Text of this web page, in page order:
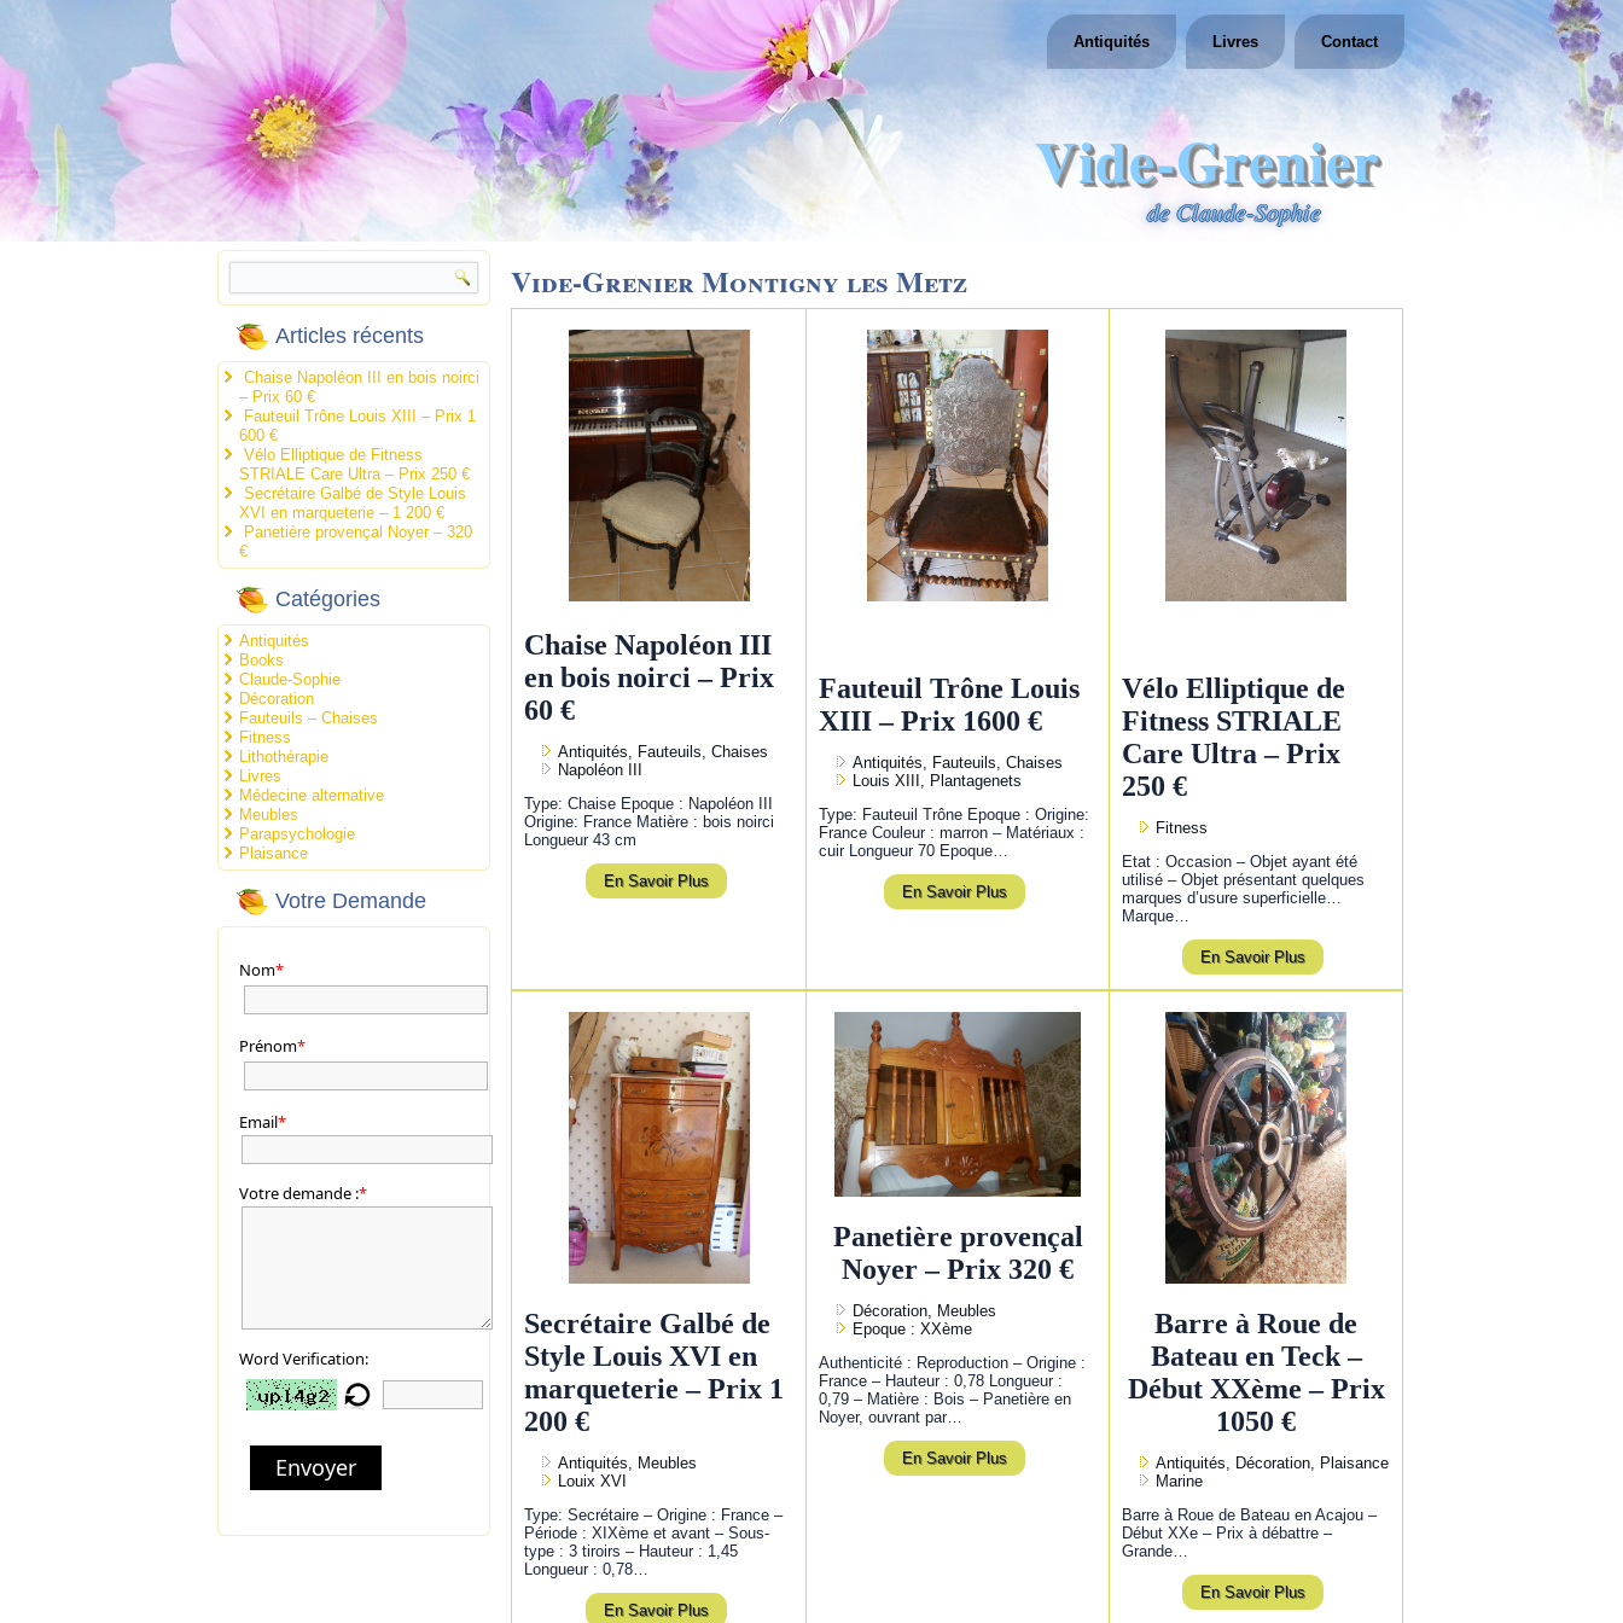
Vide-Grenier
de Claude-Sophie
Antiquités Livres Contact
Articles récents
Chaise Napoléon III en bois noirci
– Prix 60 €
Fauteuil Trône Louis XIII – Prix 1
600 €
Vélo Elliptique de Fitness
STRIALE Care Ultra – Prix 250 €
Secrétaire Galbé de Style Louis
XVI en marqueterie – 1 200 €
Panetière provençal Noyer – 320
€
Catégories
Antiquités
Books
Claude-Sophie
Décoration
Fauteuils – Chaises
Fitness
Lithothérapie
Livres
Médecine alternative
Meubles
Parapsychologie
Plaisance
Votre Demande
Nom*
Prénom*
Email*
Votre demande :*
Word Verification:
Envoyer
Vide-Grenier Montigny les Metz
Chaise Napoléon III
en bois noirci – Prix
60 €
Antiquités, Fauteuils, Chaises
Napoléon III
Type: Chaise Epoque : Napoléon III
Origine: France Matière : bois noirci
Longueur 43 cm
En Savoir Plus
Fauteuil Trône Louis
XIII – Prix 1600 €
Antiquités, Fauteuils, Chaises
Louis XIII, Plantagenets
Type: Fauteuil Trône Epoque : Origine:
France Couleur : marron – Matériaux :
cuir Longueur 70 Epoque…
En Savoir Plus
Vélo Elliptique de
Fitness STRIALE
Care Ultra – Prix
250 €
Fitness
Etat : Occasion – Objet ayant été
utilisé – Objet présentant quelques
marques d’usure superficielle…
Marque…
En Savoir Plus
Secrétaire Galbé de
Style Louis XVI en
marqueterie – Prix 1
200 €
Antiquités, Meubles
Louix XVI
Type: Secrétaire – Origine : France –
Période : XIXème et avant – Sous-
type : 3 tiroirs – Hauteur : 1,45
Longueur : 0,78…
En Savoir Plus
Panetière provençal
Noyer – Prix 320 €
Décoration, Meubles
Epoque : XXème
Authenticité : Reproduction – Origine :
France – Hauteur : 0,78 Longueur :
0,79 – Matière : Bois – Panetière en
Noyer, ouvrant par…
En Savoir Plus
Barre à Roue de
Bateau en Teck –
Début XXème – Prix
1050 €
Antiquités, Décoration, Plaisance
Marine
Barre à Roue de Bateau en Acajou –
Début XXe – Prix à débattre –
Grande…
En Savoir Plus